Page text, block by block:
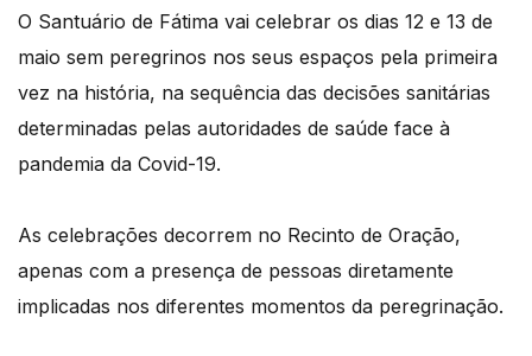
O Santuário de Fátima vai celebrar os dias 12 e 13 de
maio sem peregrinos nos seus espaços pela primeira
vez na história, na sequência das decisões sanitárias
determinadas pelas autoridades de saúde face à
pandemia da Covid-19.
As celebrações decorrem no Recinto de Oração,
apenas com a presença de pessoas diretamente
implicadas nos diferentes momentos da peregrinação.